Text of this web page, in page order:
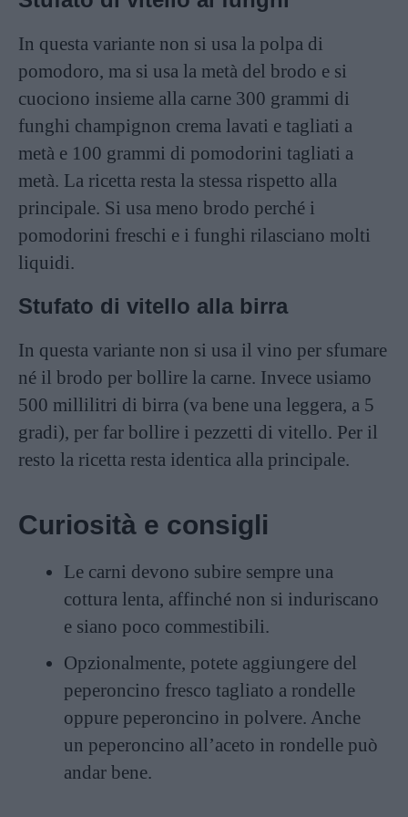
In questa variante non si usa la polpa di
pomodoro, ma si usa la metà del brodo e si
cuociono insieme alla carne 300 grammi di
funghi champignon crema lavati e tagliati a
metà e 100 grammi di pomodorini tagliati a
metà. La ricetta resta la stessa rispetto alla
principale. Si usa meno brodo perché i
pomodorini freschi e i funghi rilasciano molti
liquidi.
Stufato di vitello alla birra
In questa variante non si usa il vino per sfumare
né il brodo per bollire la carne. Invece usiamo
500 millilitri di birra (va bene una leggera, a 5
gradi), per far bollire i pezzetti di vitello. Per il
resto la ricetta resta identica alla principale.
Curiosità e consigli
Le carni devono subire sempre una
cottura lenta, affinché non si induriscano
e siano poco commestibili.
Opzionalmente, potete aggiungere del
peperoncino fresco tagliato a rondelle
oppure peperoncino in polvere. Anche
un peperoncino all’aceto in rondelle può
andar bene.